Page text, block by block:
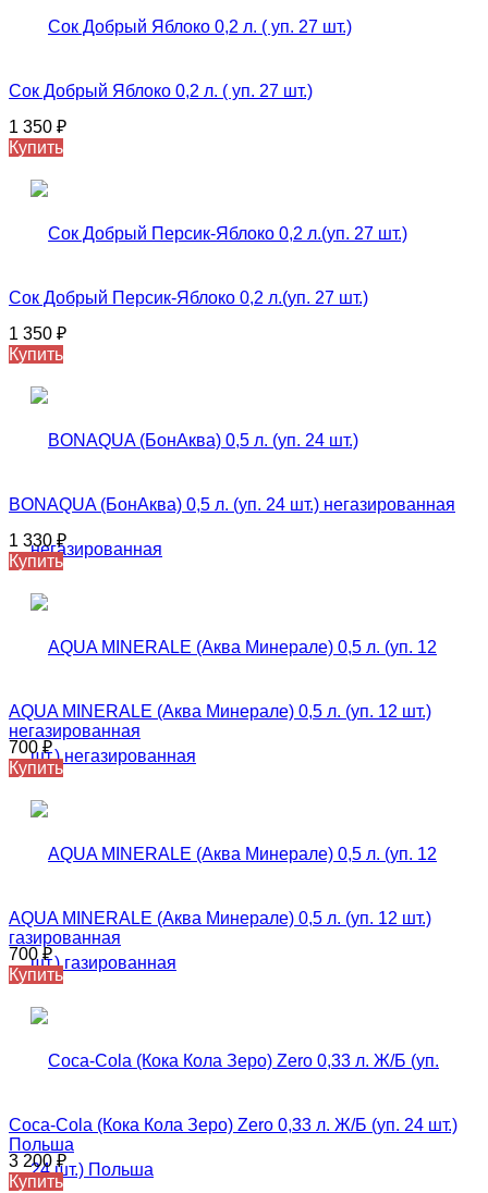
Сок Добрый Яблоко 0,2 л. ( уп. 27 шт.)
1 350 ₽
Купить
Сок Добрый Персик-Яблоко 0,2 л.(уп. 27 шт.)
1 350 ₽
Купить
BONAQUA (БонАква) 0,5 л. (уп. 24 шт.) негазированная
1 330 ₽
Купить
AQUA MINERALE (Аква Минерале) 0,5 л. (уп. 12 шт.)
негазированная
700 ₽
Купить
AQUA MINERALE (Аква Минерале) 0,5 л. (уп. 12 шт.)
газированная
700 ₽
Купить
Coca‑Cola (Кока Кола Зеро) Zero 0,33 л. Ж/Б (уп. 24 шт.)
Польша
3 200 ₽
Купить